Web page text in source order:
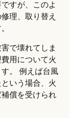
すが、このよ
理、取り替え
で壊れてしま
用について火
。 例えば台風
いう場合、火
償を受けられ